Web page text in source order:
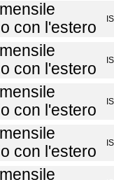
con l'estero
con l'estero
con l'estero
con l'estero